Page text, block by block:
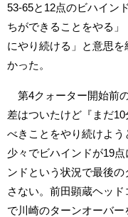
53-65と12点のビハイン
ちができることをやる
にやり続ける」と意思
かった。
第4クォーター開始前
差はついたけど『まだ
べきことをやり続けよ
少々でビハインドが19
ンドという状況で最後
さない。前田顕蔵ヘッ
で川崎のターンオーバ